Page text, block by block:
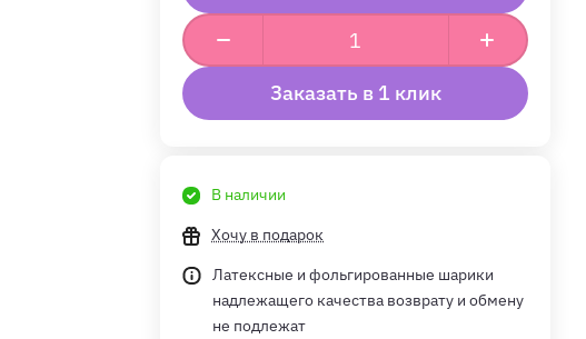
Заказать в 1 клик
В наличии
Хочу в подарок
Латексные и фольгированные шарики
надлежащего качества возврату и обмену
не подлежат